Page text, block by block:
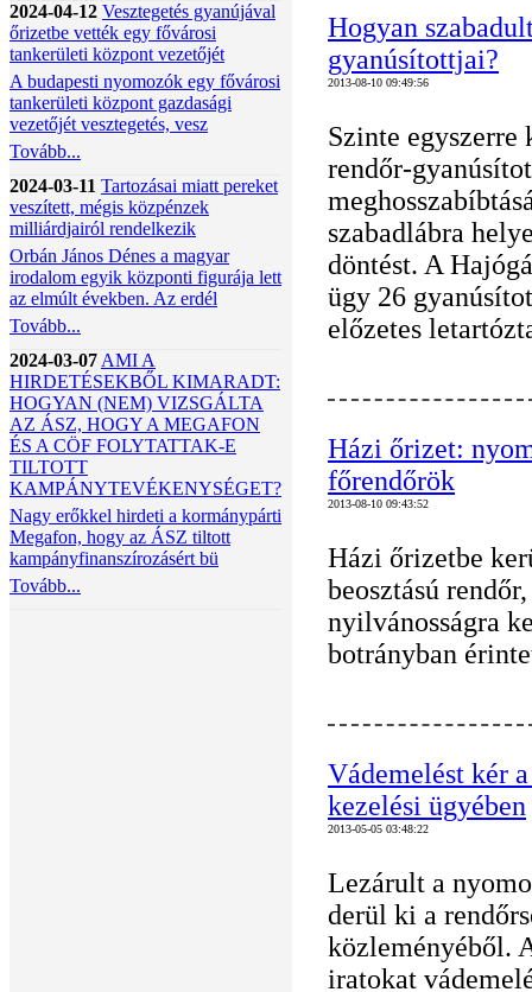
2024-04-12 Vesztegetés gyanújával
őrizetbe vették egy fővárosi
tankerületi központ vezetőjét
A budapesti nyomozók egy fővárosi
tankerületi központ gazdasági
vezetőjét vesztegetés, vesz
Tovább...
2024-03-11 Tartozásai miatt pereket
veszített, mégis közpénzek
milliárdjairól rendelkezik
Orbán János Dénes a magyar
irodalom egyik központi figurája lett
az elmúlt években. Az erdél
Tovább...
2024-03-07 AMI A
HIRDETÉSEKBŐL KIMARADT:
HOGYAN (NEM) VIZSGÁLTA
AZ ÁSZ, HOGY A MEGAFON
ÉS A CÖF FOLYTATTAK-E
TILTOTT
KAMPÁNYTEVÉKENYSÉGET?
Nagy erőkkel hirdeti a kormánypárti
Megafon, hogy az ÁSZ tiltott
kampányfinanszírozásért bü
Tovább...
Hogyan
gyanúsítottjai?
2013-08-10 09:49:56
Szinte egyszerre
rendőr-
szabadlábra
döntést. A
ügy 26
előzetes
Házi őrizet:
főrendőrök
2013-08-10 09:43:52
Házi őrizetbe
beosztású
nyilvánosságra
botrányban
Vádemelést kér
kezelési ügyében
2013-05-05 03:48:22
Lezárult a
derül ki a
közleményéből.
iratokat